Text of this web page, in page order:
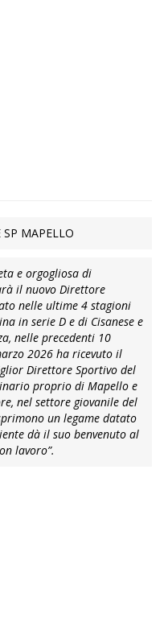
MAPELLO
e orgogliosa di
il nuovo Direttore
nelle ultime 4 stagioni
in serie D e di Cisanese e
nelle precedenti 10
2026 ha ricevuto il
Direttore Sportivo del
proprio di Mapello e
nel settore giovanile del
un legame datato
dà il suo benvenuto al
lavoro”.